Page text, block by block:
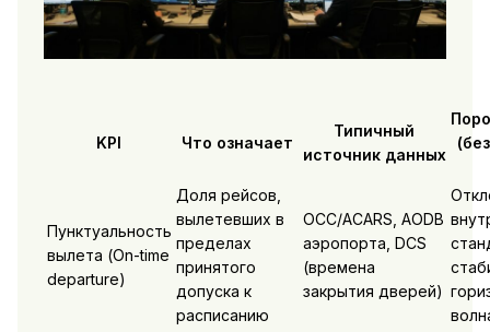
KPI Что означает
Типичный
источник данных
Пунктуальность
вылета (On-time
departure)
Доля рейсов,
вылетевших в
пределах
принятого
допускa к
расписанию
OCC/ACARS, AODB
аэропорта, DCS
(времена
закрытия дверей)